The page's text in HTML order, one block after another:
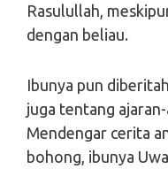
Rasulullah,
dengan beliau.
Ibunya pun
juga tentang
Mendengar cerita
bohong, ibunya